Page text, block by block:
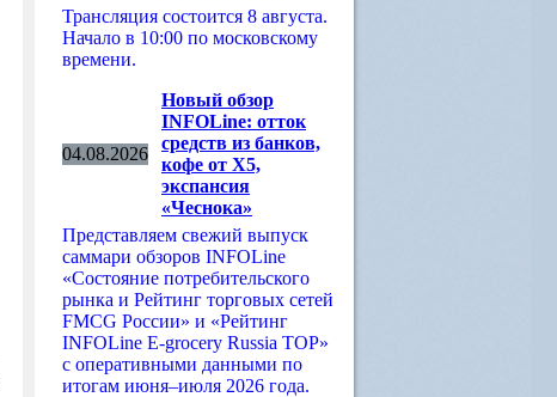
Трансляция состоится 8 августа.
Начало в 10:00 по московскому
времени.
04.08.2026
Новый обзор
INFOLine: отток
средств из банков,
кофе от Х5,
экспансия
«Чеснока»
Представляем свежий выпуск
саммари обзоров INFOLine
«Состояние потребительского
рынка и Рейтинг торговых сетей
FMCG России» и «Рейтинг
INFOLine E-grocery Russia TOP»
с оперативными данными по
итогам июня–июля 2026 года.